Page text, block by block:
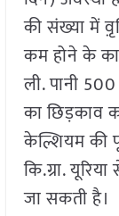
की संख्या में
कम होने के
ली. पानी
का छिड़काव
केल्शियम की
कि.ग्रा.
जा सकती है।